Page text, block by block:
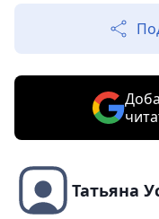
Татьяна